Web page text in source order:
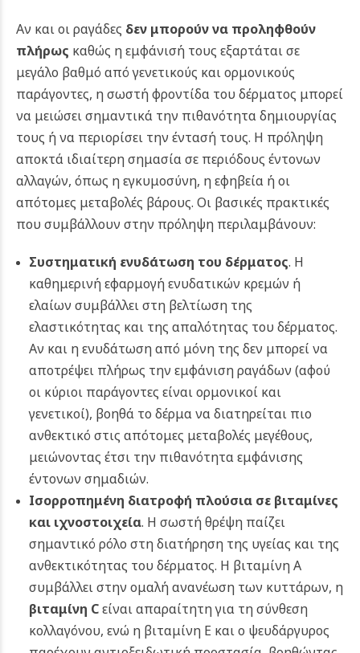
Αν και οι ραγάδες δεν μπορούν να προληφθούν
πλήρως καθώς η εμφάνισή τους εξαρτάται σε
μεγάλο βαθμό από γενετικούς και ορμονικούς
παράγοντες, η σωστή φροντίδα του δέρματος μπορεί
να μειώσει σημαντικά την πιθανότητα δημιουργίας
τους ή να περιορίσει την έντασή τους. Η πρόληψη
αποκτά ιδιαίτερη σημασία σε περιόδους έντονων
αλλαγών, όπως η εγκυμοσύνη, η εφηβεία ή οι
απότομες μεταβολές βάρους. Οι βασικές πρακτικές
που συμβάλλουν στην πρόληψη περιλαμβάνουν:
Συστηματική ενυδάτωση του δέρματος. Η
καθημερινή εφαρμογή ενυδατικών κρεμών ή
ελαίων συμβάλλει στη βελτίωση της
ελαστικότητας και της απαλότητας του δέρματος.
Αν και η ενυδάτωση από μόνη της δεν μπορεί να
αποτρέψει πλήρως την εμφάνιση ραγάδων (αφού
οι κύριοι παράγοντες είναι ορμονικοί και
γενετικοί), βοηθά το δέρμα να διατηρείται πιο
ανθεκτικό στις απότομες μεταβολές μεγέθους,
μειώνοντας έτσι την πιθανότητα εμφάνισης
έντονων σημαδιών.
Ισορροπημένη διατροφή πλούσια σε βιταμίνες
και ιχνοστοιχεία. Η σωστή θρέψη παίζει
σημαντικό ρόλο στη διατήρηση της υγείας και της
ανθεκτικότητας του δέρματος. Η βιταμίνη Α
συμβάλλει στην ομαλή ανανέωση των κυττάρων, η
βιταμίνη C είναι απαραίτητη για τη σύνθεση
κολλαγόνου, ενώ η βιταμίνη Ε και ο ψευδάργυρος